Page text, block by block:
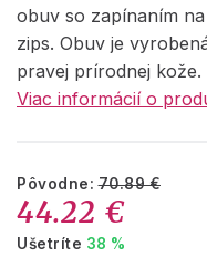
obuv so zapínaním
zips. Obuv je
pravej prírodnej kože.
Viac informácií o
Pôvodne:70.89 €
44.22 €
Ušetríte 38 %